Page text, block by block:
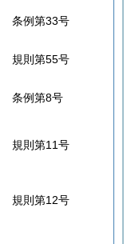
条例第33号
規則第55号
条例第8号
規則第11号
規則第12号